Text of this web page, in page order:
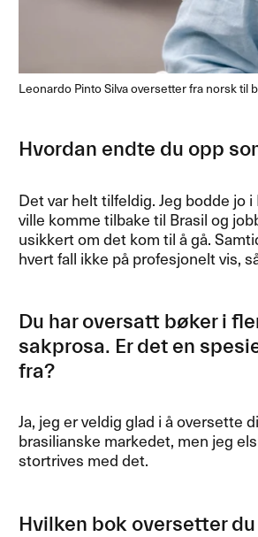
Leonardo Pinto Silva oversetter fra norsk til
Hvordan endte du opp
Det var helt tilfeldig. Jeg bodde
ville komme tilbake til Brasil og
usikkert om det kom til ​å g​å​.
hvert fall ikke p​å profesjonelt vis,
Du har oversatt b​ø​ker i
sakprosa. Er det en
fra?​​
Ja, jeg er veldig glad i ​å oversette
brasilianske markedet, men jeg
stortrives med det.​​
Hvilken bok oversetter